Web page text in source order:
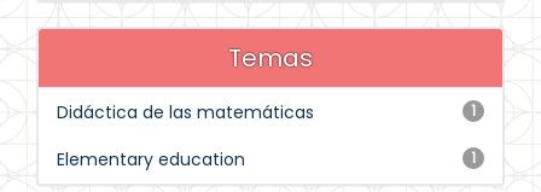
Temas
1
Didáctica de las matemáticas
1
Elementary education